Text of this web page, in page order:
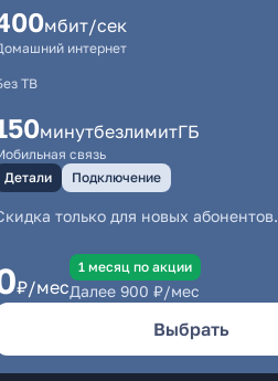
мбит/сек
интернет
ТВ
минутбезлимитГБ
связь
Детали
Подключение
только для новых абонентов.
₽/мес
1 месяц по акции
Далее 900 ₽/мес
Выбрать